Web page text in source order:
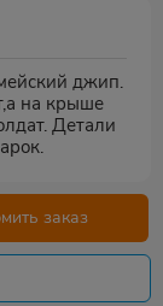
джип.
на крыше
Детали
заказ